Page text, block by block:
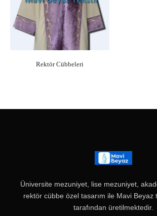
Rektör Cübbeleri
Üniversite mezuniyet, lise mezuniyet,
rektör cübbe özel tasarım ile Mavi Beyaz
tarafından üretilmektedir.